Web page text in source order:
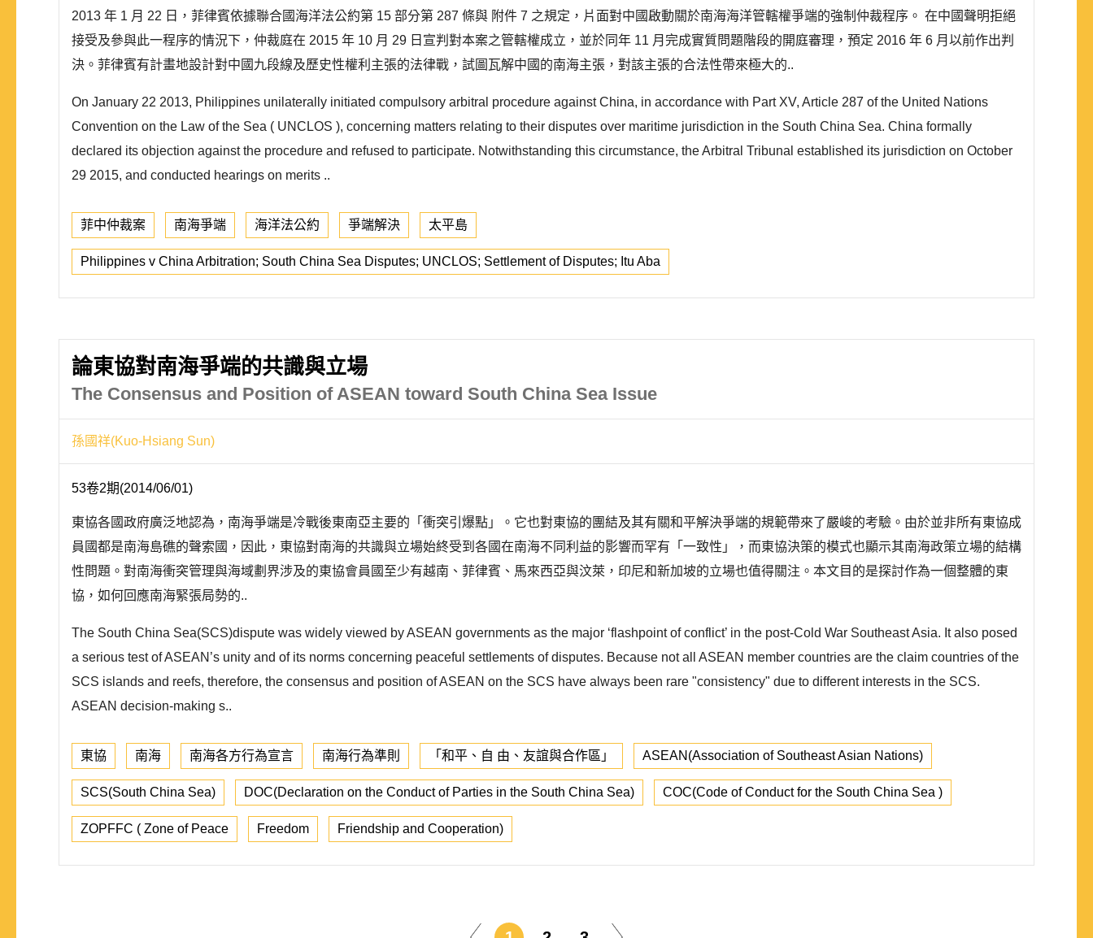
2013 年 1 月 22 日，菲律賓依據聯合國海洋法公約第 15 部分第 287 條與 附件 7 之規定，片面對中國啟動關於南海海洋管轄權爭端的強制仲裁程序。 在中國聲明拒絕
接受及參與此一程序的情況下，仲裁庭在 2015 年 10 月 29 日宣判對本案之管轄權成立，並於同年 11 月完成實質問題階段的開庭審理，預定 2016 年 6 月以前作出判
決。菲律賓有計畫地設計對中國九段線及歷史性權利主張的法律戰，試圖瓦解中國的南海主張，對該主張的合法性帶來極大的..
On January 22 2013, Philippines unilaterally initiated compulsory arbitral procedure against China, in accordance with Part XV, Article 287 of the United Nations
Convention on the Law of the Sea ( UNCLOS ), concerning matters relating to their disputes over maritime jurisdiction in the South China Sea. China formally
declared its objection against the procedure and refused to participate. Notwithstanding this circumstance, the Arbitral Tribunal established its jurisdiction on October
29 2015, and conducted hearings on merits ..
菲中仲裁案 南海爭端 海洋法公約 爭端解決 太平島
Philippines v China Arbitration; South China Sea Disputes; UNCLOS; Settlement of Disputes; Itu Aba
論東協對南海爭端的共識與立場
The Consensus and Position of ASEAN toward South China Sea Issue
孫國祥(Kuo-Hsiang Sun)
53卷2期(2014/06/01)
東協各國政府廣泛地認為，南海爭端是冷戰後東南亞主要的「衝突引爆點」。它也對東協的團結及其有關和平解決爭端的規範帶來了嚴峻的考驗。由於並非所有東協成
員國都是南海島礁的聲索國，因此，東協對南海的共識與立場始終受到各國在南海不同利益的影響而罕有「一致性」，而東協決策的模式也顯示其南海政策立場的結構
性問題。對南海衝突管理與海域劃界涉及的東協會員國至少有越南、菲律賓、馬來西亞與汶萊，印尼和新加坡的立場也值得關注。本文目的是探討作為一個整體的東
協，如何回應南海緊張局勢的..
The South China Sea(SCS)dispute was widely viewed by ASEAN governments as the major ‘flashpoint of conflict’ in the post-Cold War Southeast Asia. It also posed
a serious test of ASEAN’s unity and of its norms concerning peaceful settlements of disputes. Because not all ASEAN member countries are the claim countries of the
SCS islands and reefs, therefore, the consensus and position of ASEAN on the SCS have always been rare "consistency" due to different interests in the SCS.
ASEAN decision-making s..
東協 南海 南海各方行為宣言 南海行為準則 「和平、自 由、友誼與合作區」 ASEAN(Association of Southeast Asian Nations)
SCS(South China Sea) DOC(Declaration on the Conduct of Parties in the South China Sea) COC(Code of Conduct for the South China Sea )
ZOPFFC ( Zone of Peace Freedom Friendship and Cooperation)